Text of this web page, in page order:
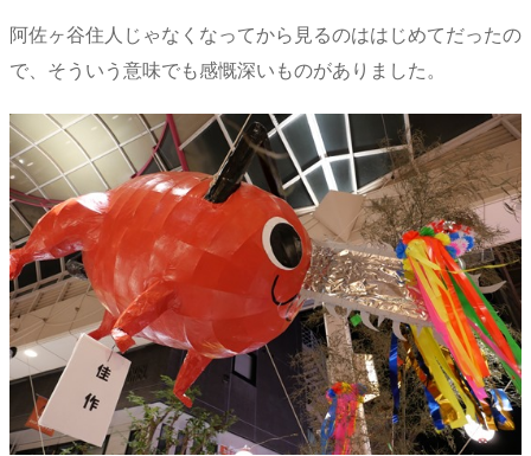
阿佐ヶ谷住人じゃなくなってから見るのははじめてだったの
で、そういう意味でも感慨深いものがありました。